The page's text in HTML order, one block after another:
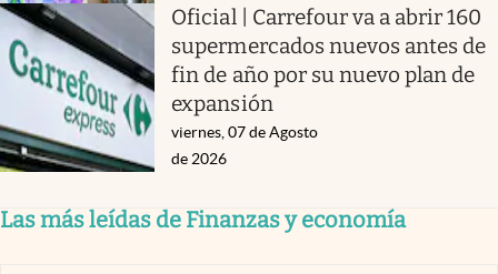
Oficial | Carrefour va a abrir 160
supermercados nuevos antes de
fin de año por su nuevo plan de
expansión
viernes, 07 de Agosto
de 2026
Las más leídas de Finanzas y economía